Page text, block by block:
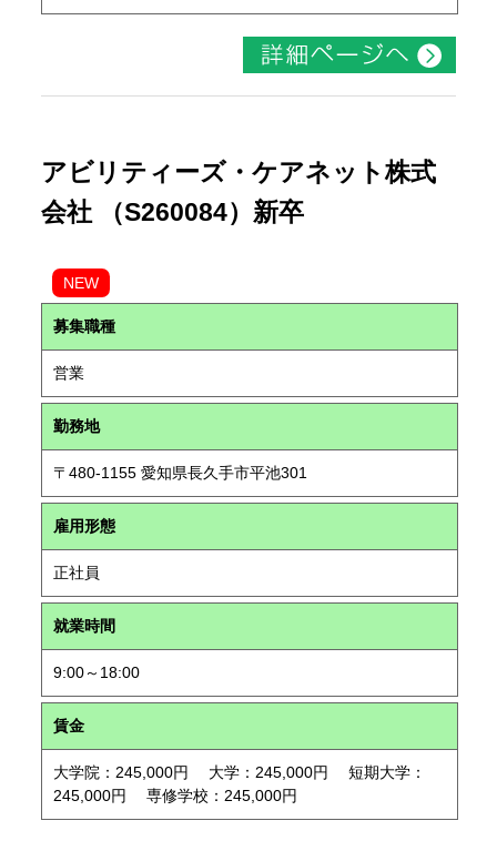
アビリティーズ・ケアネット株式
会社 （S260084）新卒
NEW
募集職種
営業
勤務地
〒480-1155 愛知県長久手市平池301
雇用形態
正社員
就業時間
9:00～18:00
賃金
大学院：245,000円 大学：245,000円 短期大学：
245,000円 専修学校：245,000円